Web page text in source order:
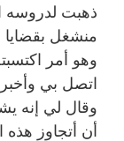
ذهبت لدروسه
منشغل بقضايا
وهو أمر
اتصل بي
وقال لي إنه
أن أتجاوز هذه